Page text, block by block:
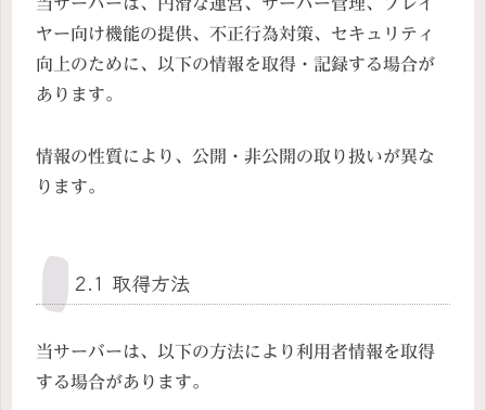
当サーバーは、円滑な運営、サーバー管理、プレイ
ヤー向け機能の提供、不正行為対策、セキュリティ
向上のために、以下の情報を取得・記録する場合が
あります。
情報の性質により、公開・非公開の取り扱いが異な
ります。
2.1 取得方法
当サーバーは、以下の方法により利用者情報を取得
する場合があります。